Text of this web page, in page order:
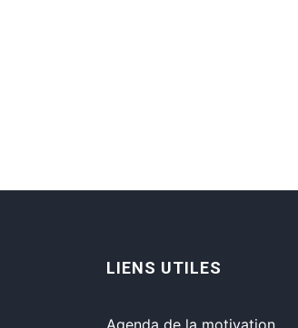
LIENS UTILES
Agenda de la motivation